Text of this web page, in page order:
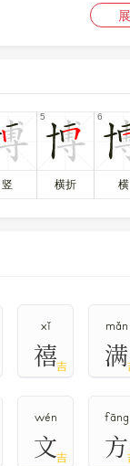
，四
一级字表中，序号
、 。
竖 横折 横
xǐ
禧吉
mǎn
满
wén
文吉
fāng
方